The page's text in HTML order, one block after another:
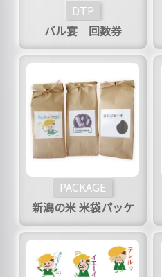
DTP
バル宴 回数券
PACKAGE
新潟の米 米袋パッケ
ージ